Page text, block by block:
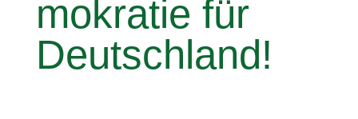
mokratie für
Deutschland!